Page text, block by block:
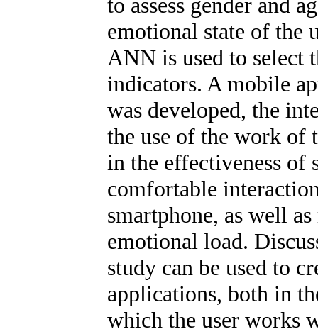
emotional state of the
ANN is used to select
indicators. A mobile
was developed, the
the use of the work of
in the effectiveness of
comfortable
smartphone, as well
emotional load.
study can be used to
applications, both in
which the user works